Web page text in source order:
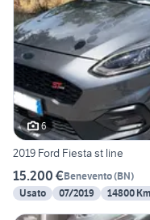
6
2019 Ford Fiesta st line
15.200 €Benevento(BN)
Usato
07/2019 14800 Km